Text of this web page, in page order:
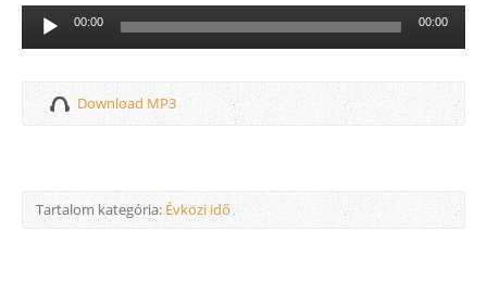
Audió
lejátszó
00:00 00:00
Download MP3
Tartalom kategória:Évközi idő